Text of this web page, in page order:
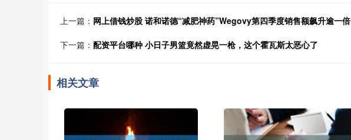
上一篇： 网上借钱炒股 诺和诺德“减肥神药”Wegovy第四季度销售额飙升逾一倍
下一篇： 配资平台哪种 小日子男篮竟然虚晃一枪，这个霍瓦斯太恶心了
相关文章